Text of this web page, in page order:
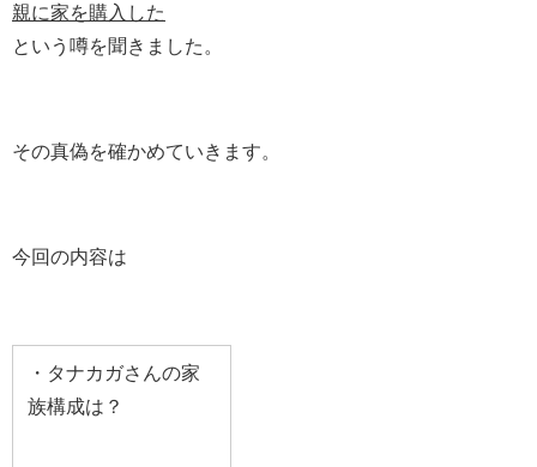
親に家を購入した
という噂を聞きました。
その真偽を確かめていきます。
今回の内容は
・タナカガさんの家
族構成は？